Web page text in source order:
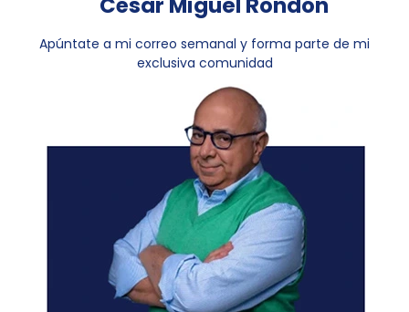
Apúntate a mi correo semanal y forma parte de mi
exclusiva comunidad